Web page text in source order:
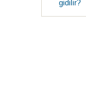
gidilir?